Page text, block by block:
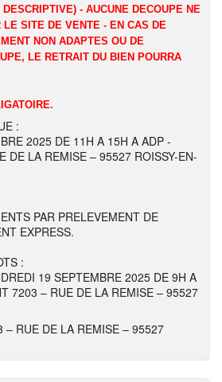
- AUCUNE DECOUPE NE
LE SITE DE VENTE - EN CAS DE
NON ADAPTES OU DE
LE RETRAIT DU BIEN POURRA
:
2025 DE 11H A 15H A ADP -
DE LA REMISE – 95527 ROISSY-EN-
PAR PRELEVEMENT DE
EXPRESS.
:
19 SEPTEMBRE 2025 DE 9H A
7203 – RUE DE LA REMISE – 95527
– RUE DE LA REMISE – 95527